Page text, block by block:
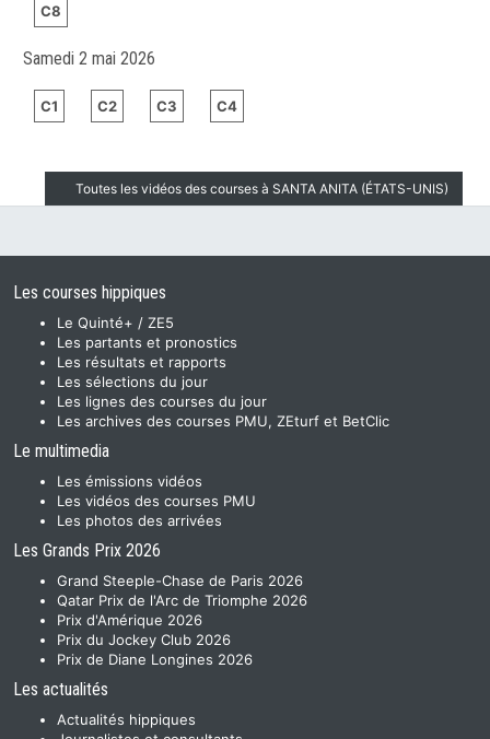
C8
Samedi 2 mai 2026
C1 C2 C3 C4
Toutes les vidéos des courses à SANTA ANITA (ÉTATS-UNIS)
Les courses hippiques
Le Quinté+ / ZE5
Les partants et pronostics
Les résultats et rapports
Les sélections du jour
Les lignes des courses du jour
Les archives des courses PMU, ZEturf et BetClic
Le multimedia
Les émissions vidéos
Les vidéos des courses PMU
Les photos des arrivées
Les Grands Prix 2026
Grand Steeple-Chase de Paris 2026
Qatar Prix de l'Arc de Triomphe 2026
Prix d'Amérique 2026
Prix du Jockey Club 2026
Prix de Diane Longines 2026
Les actualités
Actualités hippiques